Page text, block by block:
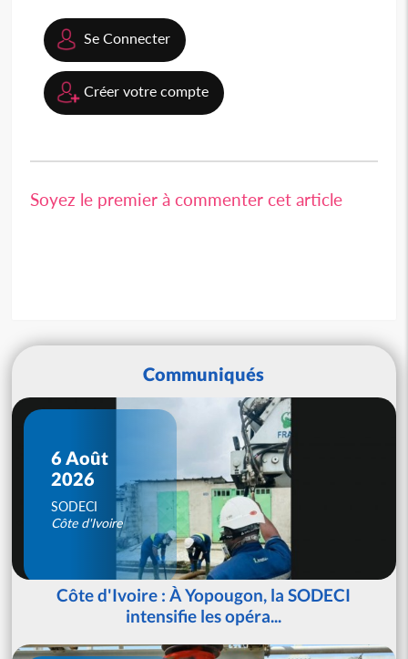
Se Connecter
Créer votre compte
Soyez le premier à commenter cet article
Communiqués
6 Août
2026
SODECI
Côte d'Ivoire
Côte d'Ivoire : À Yopougon, la SODECI
intensifie les opéra...